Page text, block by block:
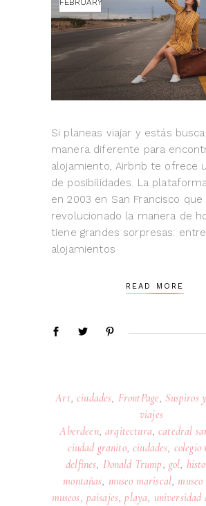
Si planeas viajar y estás
manera diferente para
alojamiento, Airbnb te ofrece
de posibilidades. La
en 2003 en San Francisco que
revolucionado la manera de
tiene grandes sorpresas:
alojamientos
READ MORE
Art,ciudades FrontPage ,Suspiros
viajes
Aberdeen,arqitectura ,catedral
ciudad granito,ciudades colegio
delfines Donald Trump gol
montañas museo mariscal
museos paisajes ,playa universidad